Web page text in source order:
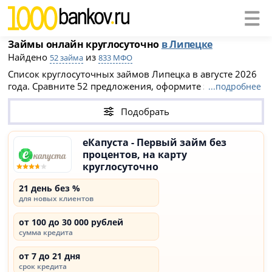
Займы онлайн круглосуточно в Липецке
Найдено 52 займа из833 МФО
Список круглосуточных займов Липецка в августе 2026
года. Сравните 52 предложения, оформите заявку на
официальном сайте МФО Липецка и получите займ
мгновенно без отказа и проверок. Займ онлайн на карту
одобряют 24 часа в сутки в среднем за 5-10 минут. Все
вновь открывшиеся МФО Липецка- каждая компания
есть в реестре ЦБ РФ.
...подробнее
Подобрать
еКапуста - Первый займ без
процентов, на карту
круглосуточно
21 день без %
для новых клиентов
от 100 до 30 000 рублей
сумма кредита
от 7 до 21 дня
срок кредита